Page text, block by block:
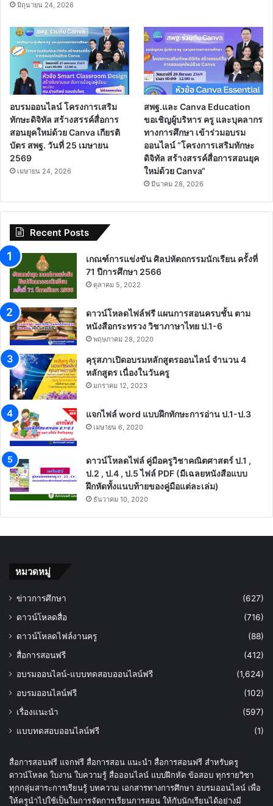
มิถุนายน 24, 2026
อบรมออนไลน์ โครงการเสริม
ทักษะดิจิทัล สร้างสรรค์สื่อการ
สอนยุคใหม่ด้วย Canva เกียรติ
บัตร สพฐ. วันที่ 25 เมษายน
2569
เมษายน 24, 2026
สพฐ.และ Canva Education
ขอเชิญผู้บริหาร ครู และบุคลากร
ทางการศึกษา เข้าร่วมอบรม
ออนไลน์ “โครงการเสริมทักษะ
ดิจิทัล สร้างสรรค์สื่อการสอนยุค
ใหม่ด้วย Canva“
มีนาคม 28, 2026
Recent Posts
เกณฑ์การแข่งขัน ศิลปหัตถกรรมนักเรียน ครั้งที่
71 ปีการศึกษา 2566
ตุลาคม 5, 2022
ดาวน์โหลดไฟล์ฟรี แผนการสอนครบชั้น ตาม
หนังสือกระทรวง วิชาภาษาไทย ป.1-6
พฤษภาคม 28, 2020
คุรุสภาเปิดอบรมหลักสูตรออนไลน์ จำนวน 4
หลักสูตร เนื่องในวันครู
มกราคม 12, 2023
แจกไฟล์ word แบบฝึกทักษะการอ่าน ป.1-ป.3
เมษายน 6, 2020
ดาวน์โหลดไฟล์ คู่มือครูวิชาคณิตศาสตร์ ป.1 ,
ป.2 , ป.4 , ป.5 ไฟล์ PDF (มีเฉลยหนังสือแบบ
ฝึกหัดทั้งแนบท้ายของคู่มือแต่ละเล่ม)
ธันวาคม 10, 2020
หมวดหมู่
ข่าวการศึกษา
(627)
ดาวน์โหลดสื่อ
(716)
ดาวน์โหลดไฟล์งานครู
(88)
สื่อการสอนฟรี
(412)
อบรมออนไลน์-แบบทดสอบออนไลน์ฟรี
(1,624)
อบรมออนไลน์ฟรี
(102)
เรื่องแนะนำ
(597)
แบบทดสอบออนไลน์ฟรี
(1)
สื่อการสอนฟรี แจกฟรี สื่อการสอน แนะนำ สื่อการสอนฟรี สำหรับครู
ดาวน์โหลด ใบงาน ใบความรู้ สื่อออนไลน์ แบบฝึกหัด ข้อสอบ ทุกรายวิชา
ทุกกลุ่มสาระการเรียนรู้ บทความ เอกสารทางการศึกษา อบรมออนไลน์ เพื่อ
ให้ครูนำไปใช้เป็นในการจัดการเรียนการสอน ให้กับนักเรียนได้อย่างมี